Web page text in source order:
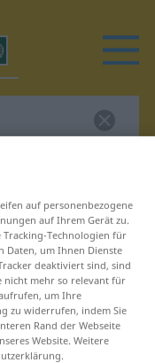
für
auf personenbezogene
auf Ihrem Gerät zu.
Tracking-Technologien für
Daten, um Ihnen Dienste
deaktiviert sind, sind
nicht mehr so relevant für
um Ihre
zu widerrufen, indem Sie
Rand der Webseite
Website. Weitere